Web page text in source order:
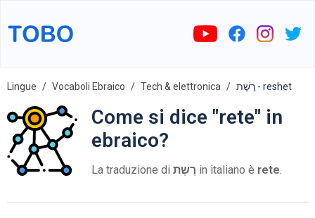
Lingue Vocaboli Ebraico Tech & elettronica רֶשֶׁת - reshet
Come si dice "rete" in
ebraico?
La traduzione di רֶשֶׁת in italiano è rete.